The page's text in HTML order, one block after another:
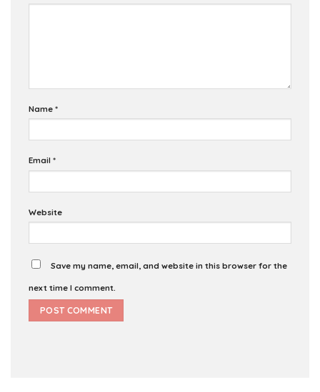
Name *
Email *
Website
Save my name, email, and website in this browser for the
next time I comment.